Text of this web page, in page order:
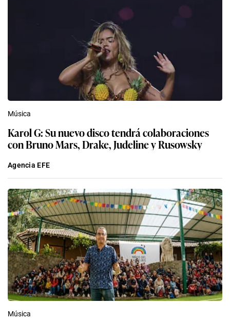
Música
Karol G: Su nuevo disco tendrá colaboraciones
con Bruno Mars, Drake, Judeline y Rusowsky
Agencia EFE
Música